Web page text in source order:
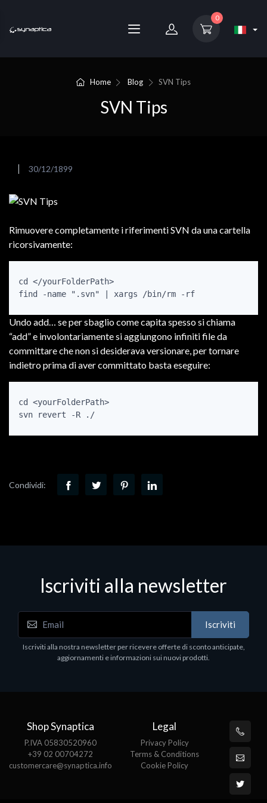
0
Home Blog SVN Tips
SVN Tips
30/12/1899
Rimuovere completamente i riferimenti SVN da una cartella
ricorsivamente:
cd </yourFolderPath>
Undo add… se per sbaglio come capita spesso si chiama
“add” e involontariamente si aggiungono infiniti file da
committare che non si desiderava versionare, per tornare
indietro prima di aver committato basta eseguire:
cd <yourFolderPath>
Condividi:
Iscriviti alla newsletter
Iscriviti
Iscriviti alla nostra newsletter per ricevere offerte di sconto anticipate,
aggiornamenti e informazioni sui nuovi prodotti.
Shop Synaptica
P.IVA 05830520960
+39 02 00704272
customercare@synaptica.info
Legal
Privacy Policy
Terms & Conditions
Cookie Policy